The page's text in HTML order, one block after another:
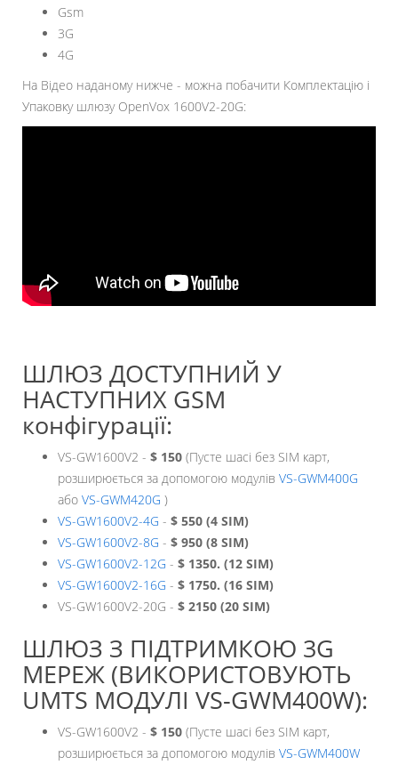
Gsm
3G
4G
На Відео наданому нижче - можна побачити Комплектацію і
Упаковку шлюзу OpenVox 1600V2-20G:
ШЛЮЗ ДОСТУПНИЙ У
НАСТУПНИХ GSM
конфігурації:
VS-GW1600V2 - $ 150 (Пусте шасі без SIM карт,
розширюється за допомогою модулів VS-GWM400G
або VS-GWM420G )
VS-GW1600V2-4G - $ 550 (4 SIM)
VS-GW1600V2-8G - $ 950 (8 SIM)
VS-GW1600V2-12G - $ 1350. (12 SIM)
VS-GW1600V2-16G - $ 1750. (16 SIM)
VS-GW1600V2-20G - $ 2150 (20 SIM)
ШЛЮЗ З ПІДТРИМКОЮ 3G
МЕРЕЖ (ВИКОРИСТОВУЮТЬ
UMTS МОДУЛІ VS-GWM400W):
VS-GW1600V2 - $ 150 (Пусте шасі без SIM карт,
розширюється за допомогою модулів VS-GWM400W